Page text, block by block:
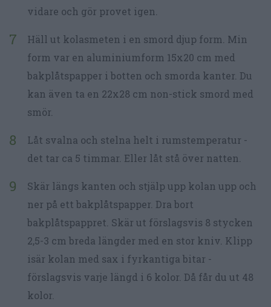
vidare och gör provet igen.
Häll ut kolasmeten i en smord djup form. Min
form var en aluminiumform 15x20 cm med
bakplåtspapper i botten och smorda kanter. Du
kan även ta en 22x28 cm non-stick smord med
smör.
Låt svalna och stelna helt i rumstemperatur -
det tar ca 5 timmar. Eller låt stå över natten.
Skär längs kanten och stjälp upp kolan upp och
ner på ett bakplåtspapper. Dra bort
bakplåtspappret. Skär ut förslagsvis 8 stycken
2,5-3 cm breda längder med en stor kniv. Klipp
isär kolan med sax i fyrkantiga bitar -
förslagsvis varje längd i 6 kolor. Då får du ut 48
kolor.